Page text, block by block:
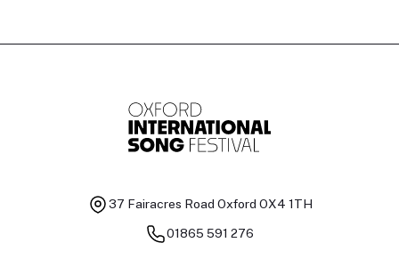
37 Fairacres Road Oxford OX4 1TH
01865 591 276